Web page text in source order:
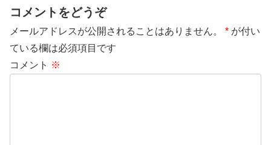
コメントをどうぞ
メールアドレスが公開されることはありません。 * が付い
ている欄は必須項目です
コメント ※